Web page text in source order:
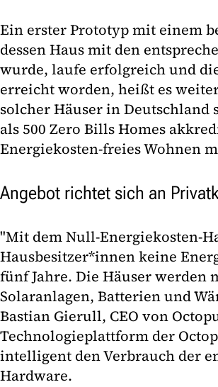
Ein erster Prototyp mit einem
dessen Haus mit den
wurde, laufe erfolgreich und
erreicht worden, heißt es
solcher Häuser in
als 500 Zero Bills Homes
Energiekosten-freies Wohnen
Angebot richtet sich an
"Mit dem Null-Energiekosten-
Hausbesitzer*innen keine
fünf Jahre. Die Häuser werden
Solaranlagen, Batterien und
Bastian Gierull, CEO von
Technologieplattform der
intelligent den Verbrauch der
Hardware.